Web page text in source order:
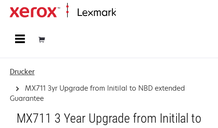
Drucker
MX711 3yr Upgrade from Initilal to NBD extended
Guarantee
MX711 3 Year Upgrade from Initilal to